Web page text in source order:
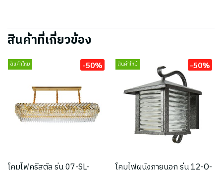
สินค้าที่เกี่ยวข้อง
สินค้าใหม่ -50%
โคมไฟคริสตัล รุ่น 07-SL-
สินค้าใหม่ -50%
โคมไฟผนังภายนอก รุ่น 12-O-